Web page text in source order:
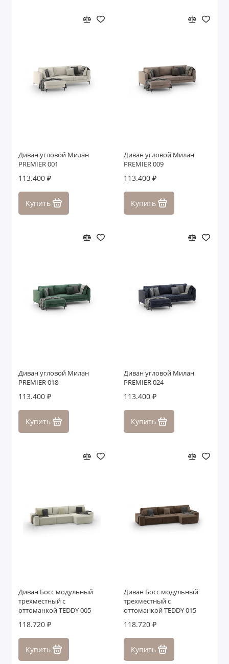
Диван угловой Милан
PREMIER 001
113.400 ₽
Купить
Диван угловой Милан
PREMIER 009
113.400 ₽
Купить
Диван угловой Милан
PREMIER 018
113.400 ₽
Купить
Диван угловой Милан
PREMIER 024
113.400 ₽
Купить
Диван Босс модульный
трехместный с
оттоманкой TEDDY 005
118.720 ₽
Купить
Диван Босс модульный
трехместный с
оттоманкой TEDDY 015
118.720 ₽
Купить